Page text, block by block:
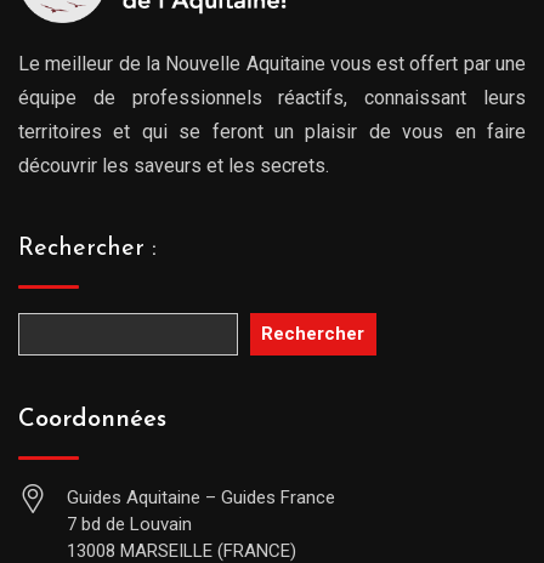
Le meilleur de la Nouvelle Aquitaine vous est offert par une
équipe de professionnels réactifs, connaissant leurs
territoires et qui se feront un plaisir de vous en faire
découvrir les saveurs et les secrets.
Rechercher :
Rechercher
Coordonnées
Guides Aquitaine – Guides France
7 bd de Louvain
13008 MARSEILLE (FRANCE)